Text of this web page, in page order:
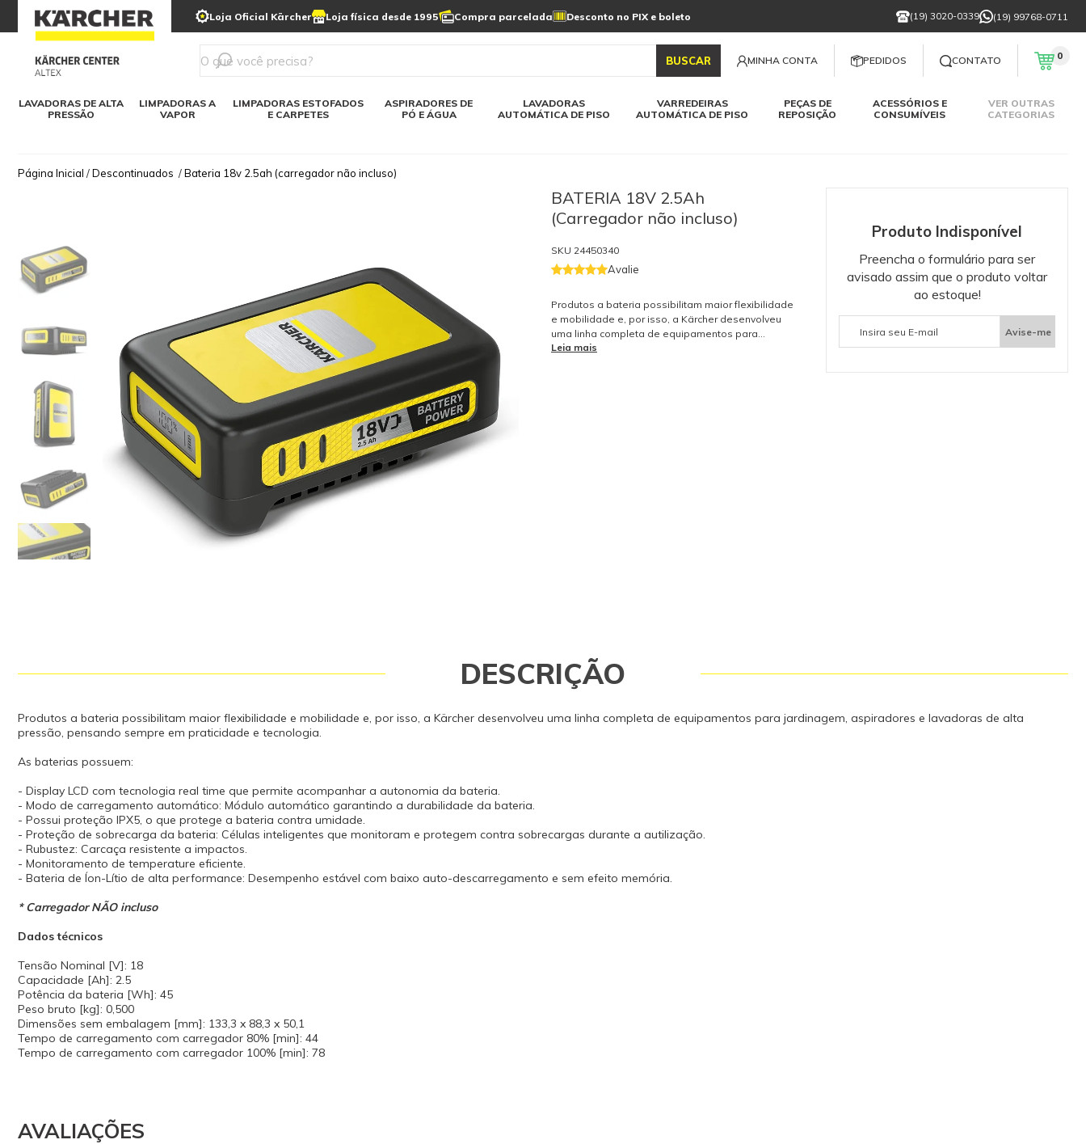
Loja Oficial Kärcher Loja física desde 1995 Compra parcelada Desconto no PIX e boleto (19) 3020-0339 (19) 99768-0711
BUSCAR MINHA CONTA PEDIDOS CONTATO 0
LAVADORAS DE ALTA
PRESSÃO
Detergentes
Linha a bateria
LIMPADORAS A
VAPOR
LIMPADORAS ESTOFADOS
E CARPETES
ASPIRADORES DE
PÓ E ÁGUA
Linha a bateria
LAVADORAS
AUTOMÁTICA DE PISO
VARREDEIRAS
AUTOMÁTICA DE PISO
PEÇAS DE
REPOSIÇÃO
Lavadoras automática
Varredeiras automática
ACESSÓRIOS E
CONSUMÍVEIS
Varredeiras automática
VER OUTRAS
CATEGORIAS
Kärcher para o lar Soluções digitais
Limpeza de painel
solar
Página Inicial /Descontinuados /Bateria 18v 2.5ah (carregador não incluso)
BATERIA 18V 2.5Ah
(Carregador não incluso)
SKU 24450340
Avalie
Produtos a bateria possibilitam maior flexibilidade
e mobilidade e, por isso, a Kärcher desenvolveu
uma linha completa de equipamentos para
jardinagem, aspiradores e lavadoras de alta
Leia mais
Produto Indisponível
Preencha o formulário para ser
avisado assim que o produto voltar
ao estoque!
Avise-me
DESCRIÇÃO
Produtos a bateria possibilitam maior flexibilidade e mobilidade e, por isso, a Kärcher desenvolveu uma linha completa de equipamentos para jardinagem, aspiradores e lavadoras de alta
pressão, pensando sempre em praticidade e tecnologia.
As baterias possuem:
- Display LCD com tecnologia real time que permite acompanhar a autonomia da bateria.
- Modo de carregamento automático: Módulo automático garantindo a durabilidade da bateria.
- Possui proteção IPX5, o que protege a bateria contra umidade.
- Proteção de sobrecarga da bateria: Células inteligentes que monitoram e protegem contra sobrecargas durante a autilização.
- Rubustez: Carcaça resistente a impactos.
- Monitoramento de temperature eficiente.
- Bateria de Íon-Lítio de alta performance: Desempenho estável com baixo auto-descarregamento e sem efeito memória.
* Carregador NÃO incluso
Dados técnicos
Tensão Nominal [V]: 18
Capacidade [Ah]: 2.5
Potência da bateria [Wh]: 45
Peso bruto [kg]: 0,500
Dimensões sem embalagem [mm]: 133,3 x 88,3 x 50,1
Tempo de carregamento com carregador 80% [min]: 44
Tempo de carregamento com carregador 100% [min]: 78
AVALIAÇÕES